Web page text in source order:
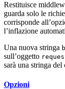
Restituisce
guarda solo le
corrisponde
l’inflazione
Una nuova stringa
sull’oggetto
sarà una stringa del
Opzioni